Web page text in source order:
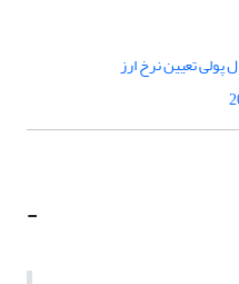
پولی تعیین نرخ ارز
-